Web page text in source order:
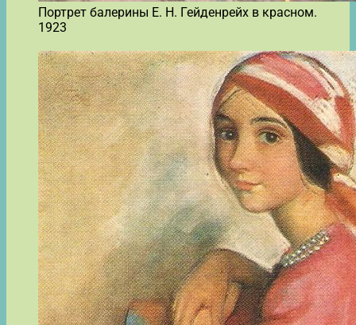
Портрет балерины Е. Н. Гейденрейх в красном.
1923